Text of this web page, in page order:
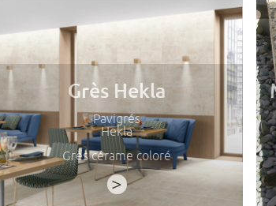
Grès Hekla
Pavigrés
Hekla
Grès cérame coloré
>